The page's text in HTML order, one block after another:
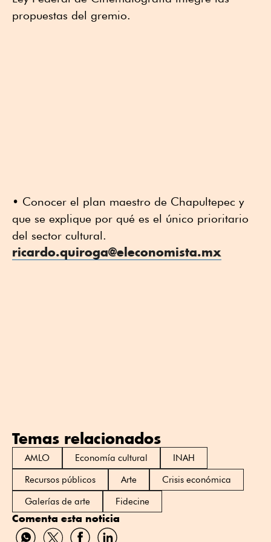
propuestas del gremio.
• Conocer el plan maestro de Chapultepec y
que se explique por qué es el único prioritario
del sector cultural.
ricardo.quiroga@eleconomista.mx
Temas relacionados
AMLO Economía cultural
INAH
Recursos públicos
Arte
Crisis económica
Galerías de arte
Fidecine
Comenta esta noticia